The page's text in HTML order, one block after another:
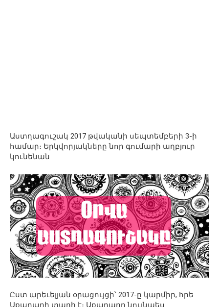
Աստղագուշակ 2017 թվականի սեպտեմբերի 3-ի
համար։ Երկվորյակները նոր գումարի աղբյուր
կունենան
Ըստ արեւելյան օրացույցի՝ 2017-ը կարմիր, հրե
Աքաղաղի տարի է։ Աքաղաղը նույնպես